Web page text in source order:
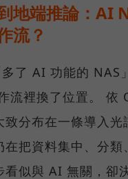
地端推論：AI
流？
了 AI 功能的 NAS
流裡換了位置。 依
致分布在一條導入光
在把資料集中、分類
看似與 AI 無關，卻